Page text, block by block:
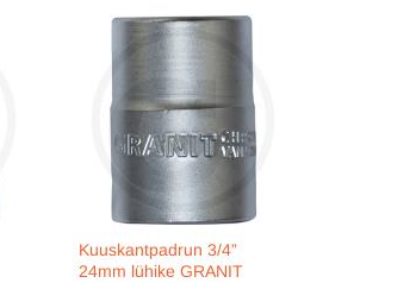
Kuuskantpadrun 3/4”
24mm lühike GRANIT